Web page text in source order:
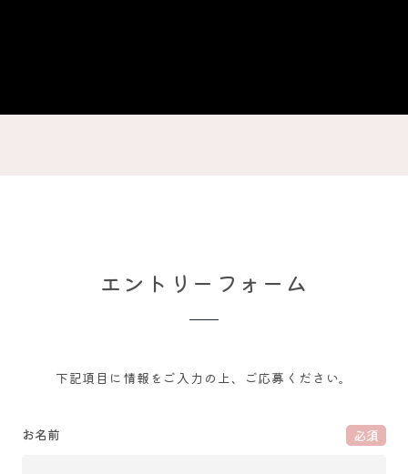
エントリーフォーム
下記項目に情報をご入力の上、ご応募ください。
お名前 必須